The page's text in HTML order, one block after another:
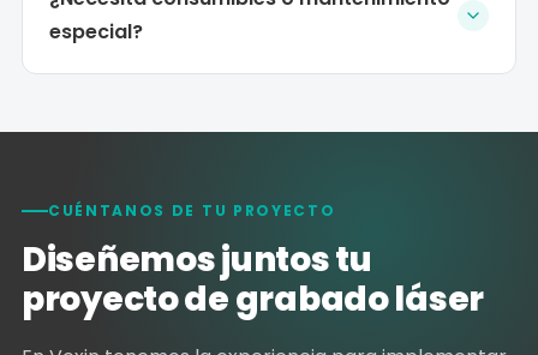
especial?
CUÉNTANOS DE TU PROYECTO
Diseñemos juntos tu
proyecto de grabado láser